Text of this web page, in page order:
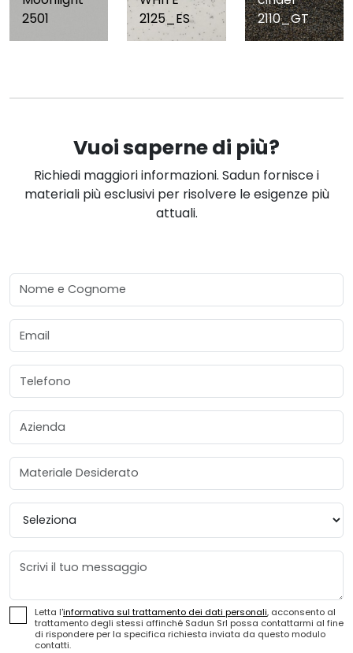
2501
2125_ES
2110_GT
Vuoi saperne di più?
Richiedi maggiori informazioni. Sadun fornisce i
materiali più esclusivi per risolvere le esigenze più
attuali.
Nome e Cognome
Email
Telefono
Azienda
Materiale Desiderato
Provincia
Messaggio
Letta l'informativa sul trattamento dei dati personali, acconsento al
trattamento degli stessi affinché Sadun Srl possa contattarmi al fine
di rispondere per la specifica richiesta inviata da questo modulo
contatti.